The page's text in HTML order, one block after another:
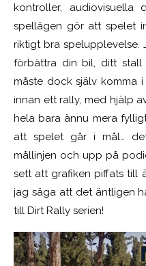
kontroller,
spellägen gör att spelet
riktigt bra spelupplevelse.
förbättra din bil, ditt stall
måste dock själv komma
innan ett rally, med hjälp
hela bara ännu mera
att spelet går i mål…
mållinjen och upp på
sett att grafiken piffats till
jag säga att det äntligen
till Dirt Rally serien!